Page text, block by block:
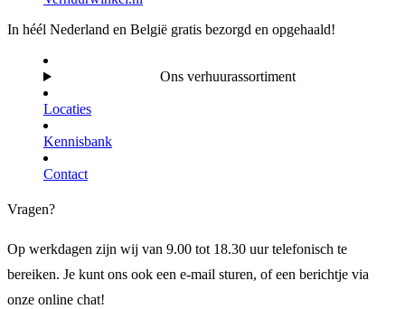
In héél Nederland en België gratis bezorgd en opgehaald!
Ons verhuurassortiment
Locaties
Kennisbank
Contact
Vragen?
Op werkdagen zijn wij van 9.00 tot 18.30 uur telefonisch te
bereiken. Je kunt ons ook een e-mail sturen, of een berichtje via
onze online chat!